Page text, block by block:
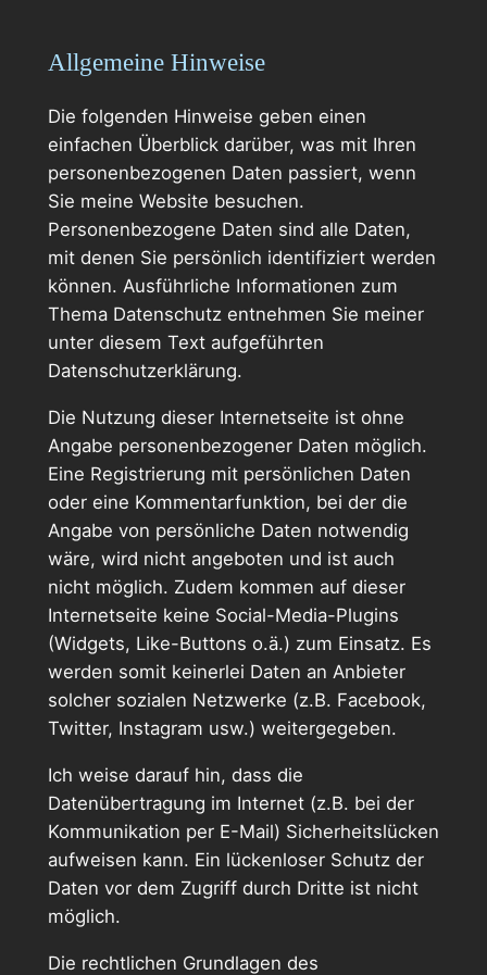
Allgemeine Hinweise
Die folgenden Hinweise geben einen
einfachen Überblick darüber, was mit Ihren
personenbezogenen Daten passiert, wenn
Sie meine Website besuchen.
Personenbezogene Daten sind alle Daten,
mit denen Sie persönlich identifiziert werden
können. Ausführliche Informationen zum
Thema Datenschutz entnehmen Sie meiner
unter diesem Text aufgeführten
Datenschutzerklärung.
Die Nutzung dieser Internetseite ist ohne
Angabe personenbezogener Daten möglich.
Eine Registrierung mit persönlichen Daten
oder eine Kommentarfunktion, bei der die
Angabe von persönliche Daten notwendig
wäre, wird nicht angeboten und ist auch
nicht möglich. Zudem kommen auf dieser
Internetseite keine Social-Media-Plugins
(Widgets, Like-Buttons o.ä.) zum Einsatz. Es
werden somit keinerlei Daten an Anbieter
solcher sozialen Netzwerke (z.B. Facebook,
Twitter, Instagram usw.) weitergegeben.
Ich weise darauf hin, dass die
Datenübertragung im Internet (z.B. bei der
Kommunikation per E-Mail) Sicherheitslücken
aufweisen kann. Ein lückenloser Schutz der
Daten vor dem Zugriff durch Dritte ist nicht
möglich.
Die rechtlichen Grundlagen des